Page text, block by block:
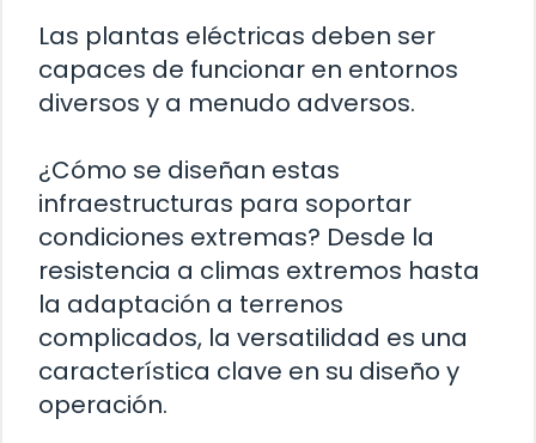
Las plantas eléctricas deben ser
capaces de funcionar en entornos
diversos y a menudo adversos.
¿Cómo se diseñan estas
infraestructuras para soportar
condiciones extremas? Desde la
resistencia a climas extremos hasta
la adaptación a terrenos
complicados, la versatilidad es una
característica clave en su diseño y
operación.